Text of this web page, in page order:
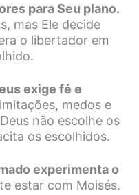
para Seu plano.
mas Ele decide
o libertador em
exige fé e
medos e
não escolhe os
os escolhidos.
experimenta o
estar com Moisés.